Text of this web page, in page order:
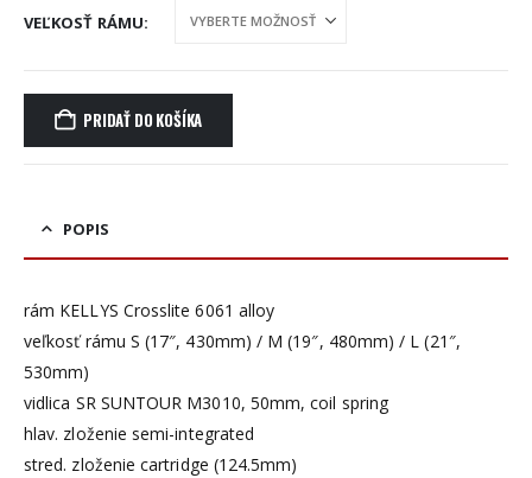
VEĽKOSŤ RÁMU
PRIDAŤ DO KOŠÍKA
POPIS
rám KELLYS Crosslite 6061 alloy
veľkosť rámu S (17″, 430mm) / M (19″, 480mm) / L (21″,
530mm)
vidlica SR SUNTOUR M3010, 50mm, coil spring
hlav. zloženie semi-integrated
stred. zloženie cartridge (124.5mm)